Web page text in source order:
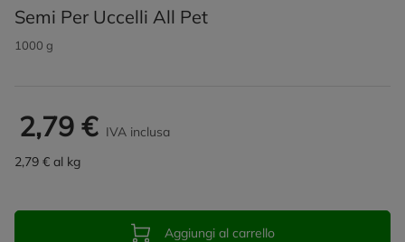
Semi Per Uccelli All Pet
1000 g
2,79 € IVA inclusa
2,79 € al kg
Aggiungi al carrello